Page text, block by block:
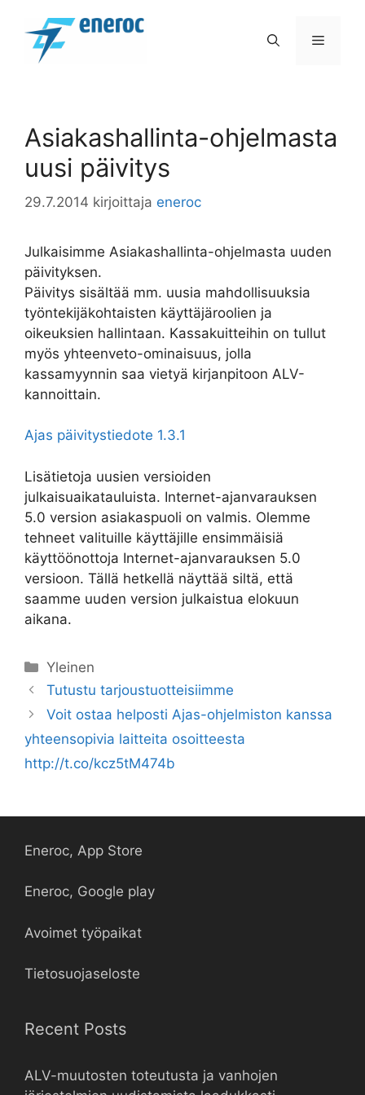
sisältöön
Asiakashallinta-ohjelmasta
uusi päivitys
29.7.2014 kirjoittaja eneroc
Julkaisimme Asiakashallinta-ohjelmasta uuden
päivityksen.
Päivitys sisältää mm. uusia mahdollisuuksia
työntekijäkohtaisten käyttäjäroolien ja
oikeuksien hallintaan. Kassakuitteihin on tullut
myös yhteenveto-ominaisuus, jolla
kassamyynnin saa vietyä kirjanpitoon ALV-
kannoittain.
Ajas päivitystiedote 1.3.1
Lisätietoja uusien versioiden
julkaisuaikatauluista. Internet-ajanvarauksen
5.0 version asiakaspuoli on valmis. Olemme
tehneet valituille käyttäjille ensimmäisiä
käyttöönottoja Internet-ajanvarauksen 5.0
versioon. Tällä hetkellä näyttää siltä, että
saamme uuden version julkaistua elokuun
aikana.
Kategoriat
Yleinen
Tutustu tarjoustuotteisiimme
Voit ostaa helposti Ajas-ohjelmiston kanssa
yhteensopivia laitteita osoitteesta
http://t.co/kcz5tM474b
Eneroc, App Store
Eneroc, Google play
Avoimet työpaikat
Tietosuojaseloste
Recent Posts
ALV-muutosten toteutusta ja vanhojen